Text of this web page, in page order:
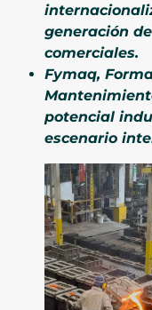
generación
comerciales.
Fymaq,
potencial
escenario